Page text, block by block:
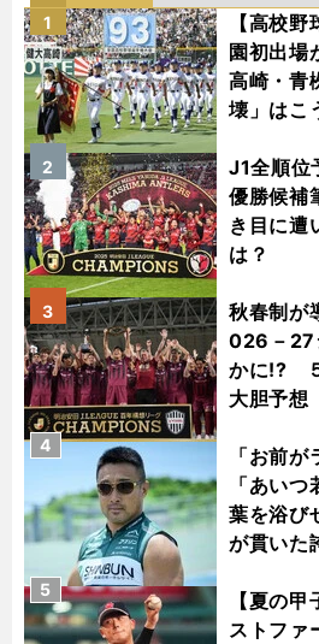
【高校
園初出場
高崎・青
壊」はこ
1
J1全順
優勝候
き目に遭
は？
2
秋春制が
026－27
かに!?
大胆予想
3
「お前が
「あい
葉を浴び
が貫いた
4
【夏の
ストファ
5